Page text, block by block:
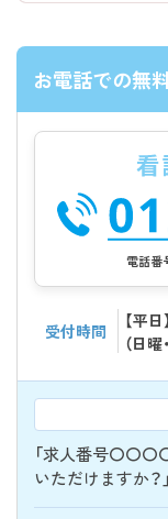
お電話での無
電話番
受付時間
【平
（日
「求人番号〇〇
いただけますか？」